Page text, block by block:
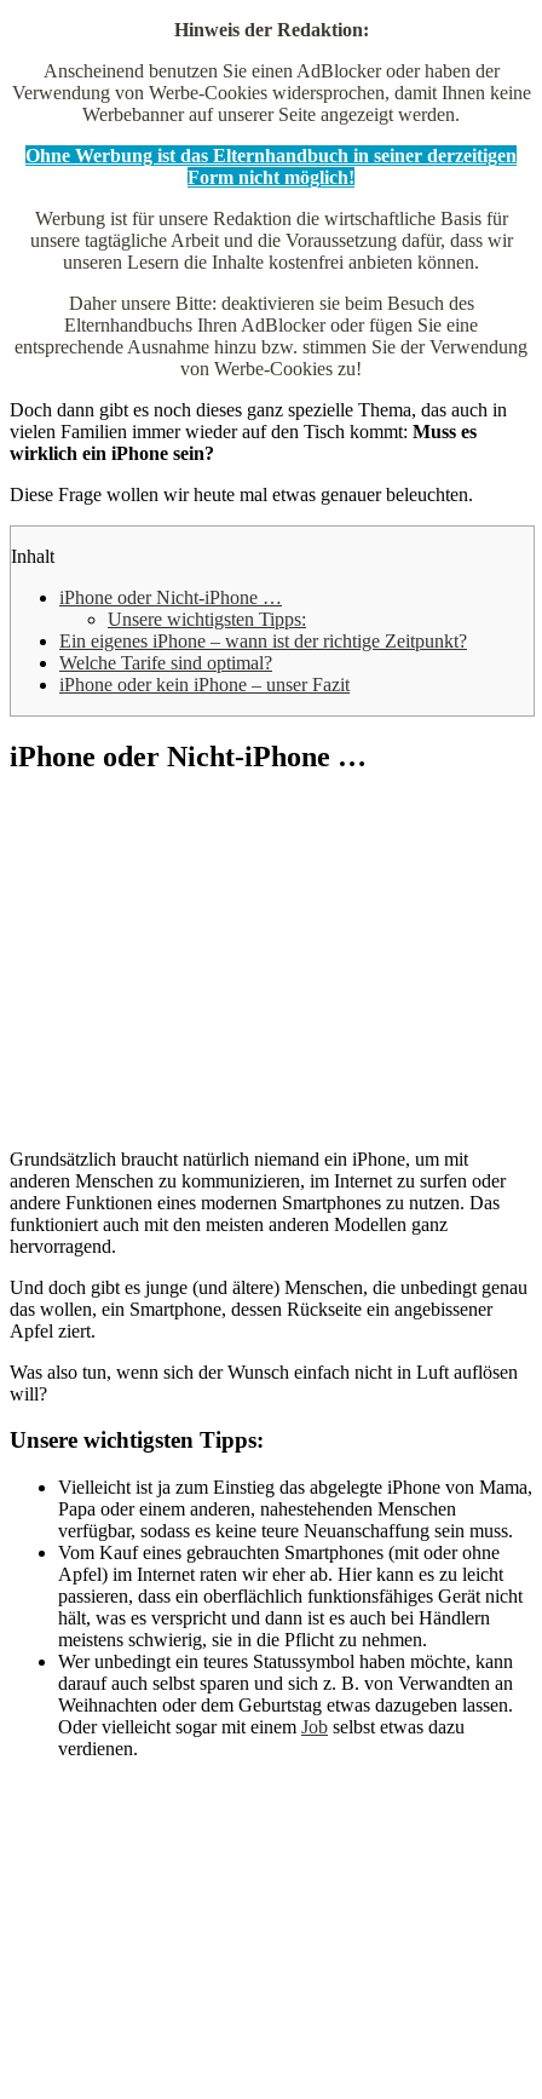
Hinweis der Redaktion:
Anscheinend benutzen Sie einen AdBlocker oder haben der
Verwendung von Werbe-Cookies widersprochen, damit Ihnen keine
Werbebanner auf unserer Seite angezeigt werden.
Ohne Werbung ist das Elternhandbuch in seiner derzeitigen
Form nicht möglich!
Werbung ist für unsere Redaktion die wirtschaftliche Basis für
unsere tagtägliche Arbeit und die Voraussetzung dafür, dass wir
unseren Lesern die Inhalte kostenfrei anbieten können.
Daher unsere Bitte: deaktivieren sie beim Besuch des
Elternhandbuchs Ihren AdBlocker oder fügen Sie eine
entsprechende Ausnahme hinzu bzw. stimmen Sie der Verwendung
von Werbe-Cookies zu!
Doch dann gibt es noch dieses ganz spezielle Thema, das auch in
vielen Familien immer wieder auf den Tisch kommt: Muss es
wirklich ein iPhone sein?
Diese Frage wollen wir heute mal etwas genauer beleuchten.
Inhalt
iPhone oder Nicht-iPhone …
Unsere wichtigsten Tipps:
Ein eigenes iPhone – wann ist der richtige Zeitpunkt?
Welche Tarife sind optimal?
iPhone oder kein iPhone – unser Fazit
iPhone oder Nicht-iPhone …
Grundsätzlich braucht natürlich niemand ein iPhone, um mit
anderen Menschen zu kommunizieren, im Internet zu surfen oder
andere Funktionen eines modernen Smartphones zu nutzen. Das
funktioniert auch mit den meisten anderen Modellen ganz
hervorragend.
Und doch gibt es junge (und ältere) Menschen, die unbedingt genau
das wollen, ein Smartphone, dessen Rückseite ein angebissener
Apfel ziert.
Was also tun, wenn sich der Wunsch einfach nicht in Luft auflösen
will?
Unsere wichtigsten Tipps:
Vielleicht ist ja zum Einstieg das abgelegte iPhone von Mama,
Papa oder einem anderen, nahestehenden Menschen
verfügbar, sodass es keine teure Neuanschaffung sein muss.
Vom Kauf eines gebrauchten Smartphones (mit oder ohne
Apfel) im Internet raten wir eher ab. Hier kann es zu leicht
passieren, dass ein oberflächlich funktionsfähiges Gerät nicht
hält, was es verspricht und dann ist es auch bei Händlern
meistens schwierig, sie in die Pflicht zu nehmen.
Wer unbedingt ein teures Statussymbol haben möchte, kann
darauf auch selbst sparen und sich z. B. von Verwandten an
Weihnachten oder dem Geburtstag etwas dazugeben lassen.
Oder vielleicht sogar mit einem Job selbst etwas dazu
verdienen.